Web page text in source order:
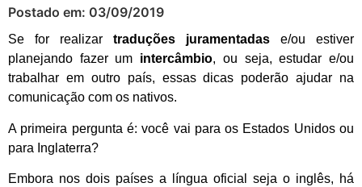
Postado em: 03/09/2019
Se for realizar traduções juramentadas e/ou estiver
planejando fazer um intercâmbio, ou seja, estudar e/ou
trabalhar em outro país, essas dicas poderão ajudar na
comunicação com os nativos.
A primeira pergunta é: você vai para os Estados Unidos ou
para Inglaterra?
Embora nos dois países a língua oficial seja o inglês, há